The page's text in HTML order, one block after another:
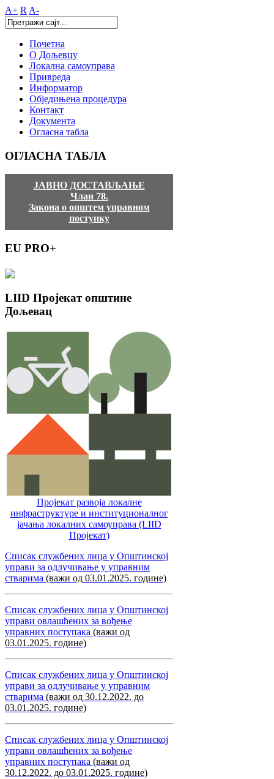
A+ R A-
Почетна
О Дољевцу
Локална самоуправа
Привреда
Информатор
Обједињена процедура
Контакт
Документа
Огласна табла
ОГЛАСНА ТАБЛА
ЈАВНО ДОСТАВЉАЊЕ
Члан 78.
Закона о општем управном
поступку
EU PRO+
LIID Пројекат општине
Дољевац
Пројекат развоја локалне
инфраструктуре и институционалног
јачања локалних самоуправa (LIID
Пројекат)
Списак службених лица у Општинској
управи за одлучивање у управним
стварима (важи од 03.01.2025. године)
Списак службених лица у Општинској
управи овлашћених за вођење
управних поступака (важи од
03.01.2025. године)
Списак службених лица у Општинској
управи за одлучивање у управним
стварима (важи од 30.12.2022. до
03.01.2025. године)
Списак службених лица у Општинској
управи овлашћених за вођење
управних поступака (важи од
30.12.2022. до 03.01.2025. године)